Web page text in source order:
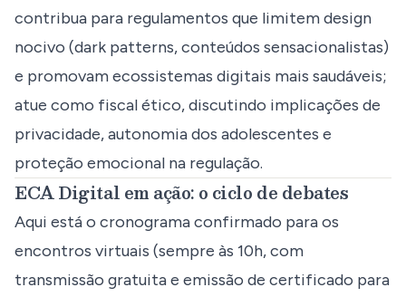
contribua para regulamentos que limitem design
nocivo (dark patterns, conteúdos sensacionalistas)
e promovam ecossistemas digitais mais saudáveis;
atue como fiscal ético, discutindo implicações de
privacidade, autonomia dos adolescentes e
proteção emocional na regulação.
ECA Digital em ação: o ciclo de debates
Aqui está o cronograma confirmado para os
encontros virtuais (sempre às 10h, com
transmissão gratuita e emissão de certificado para